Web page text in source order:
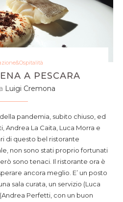
A PESCARA
Luigi Cremona
pandemia, subito chiuso, ed
Andrea La Caita, Luca Morra e
di questo bel ristorante
non sono stati proprio fortunati
sono tenaci. Il ristorante ora è
ancora meglio. E’ un posto
sala curata, un servizio (Luca
Perfetti, con un buon